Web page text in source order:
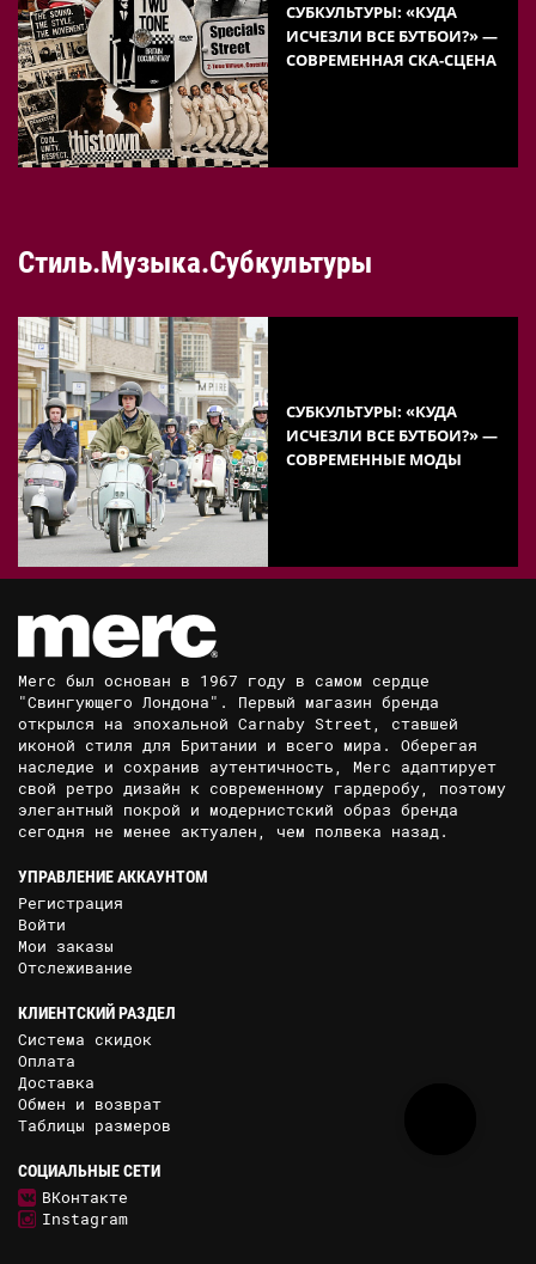
СУБКУЛЬТУРЫ: «КУДА
ИСЧЕЗЛИ ВСЕ БУТБОИ?» —
СОВРЕМЕННАЯ СКА-СЦЕНА
Стиль.Музыка.Субкультуры
СУБКУЛЬТУРЫ: «КУДА
ИСЧЕЗЛИ ВСЕ БУТБОИ?» —
СОВРЕМЕННЫЕ МОДЫ
Merc был основан в 1967 году в самом сердце
"Свингующего Лондона". Первый магазин бренда
открылся на эпохальной Carnaby Street, ставшей
иконой стиля для Британии и всего мира. Оберегая
наследие и сохранив аутентичность, Merc адаптирует
свой ретро дизайн к современному гардеробу, поэтому
элегантный покрой и модернистский образ бренда
сегодня не менее актуален, чем полвека назад.
УПРАВЛЕНИЕ АККАУНТОМ
Регистрация
Войти
Мои заказы
Отслеживание
КЛИЕНТСКИЙ РАЗДЕЛ
Система скидок
Оплата
Доставка
Обмен и возврат
Таблицы размеров
СОЦИАЛЬНЫЕ СЕТИ
ВКонтакте
Instagram